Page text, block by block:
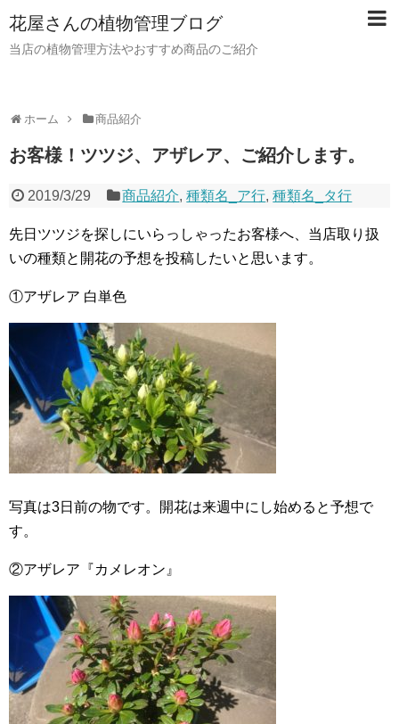
花屋さんの植物管理ブログ
当店の植物管理方法やおすすめ商品のご紹介
ホーム 商品紹介
お客様！ツツジ、アザレア、ご紹介します。
2019/3/29 商品紹介,種類名_ア行,種類名_タ行
先日ツツジを探しにいらっしゃったお客様へ、当店取り扱
いの種類と開花の予想を投稿したいと思います。
①アザレア 白単色
写真は3日前の物です。開花は来週中にし始めると予想で
す。
②アザレア『カメレオン』